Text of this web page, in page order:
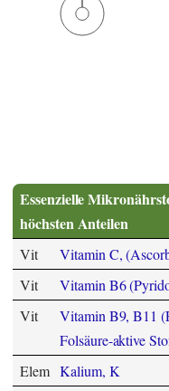
Essenzielle
höchsten Anteilen
Vit Vitamin C,
Vit
Vitamin B6
Vit
Vitamin B9, B11
Folsäure-aktive
Elem Kalium, K